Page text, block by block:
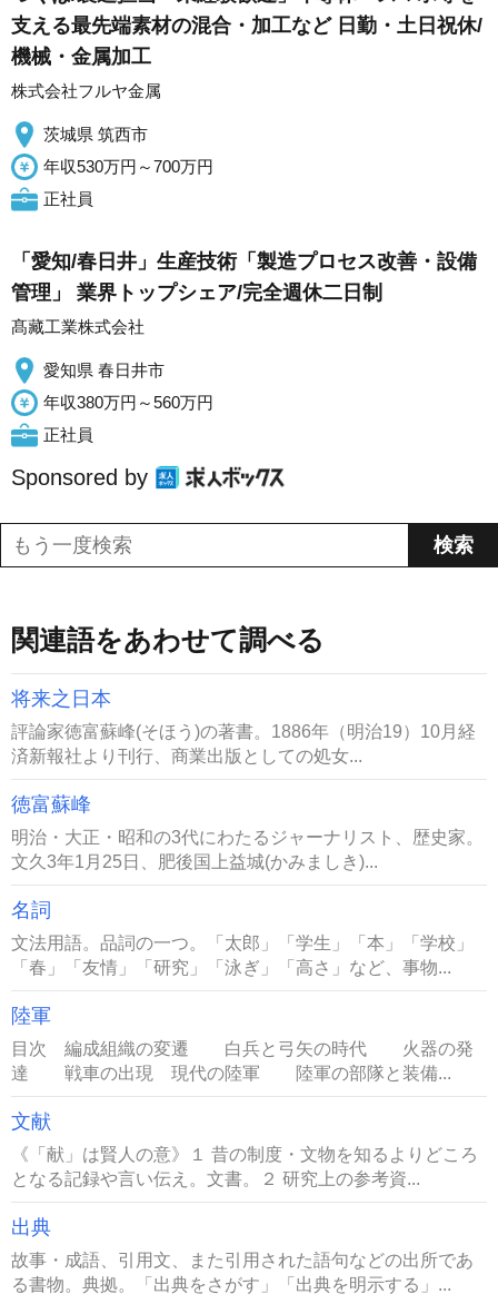
支える最先端素材の混合・加工など 日勤・土日祝休/
機械・金属加工
株式会社フルヤ金属
茨城県 筑西市
年収530万円～700万円
正社員
「愛知/春日井」生産技術「製造プロセス改善・設備
管理」 業界トップシェア/完全週休二日制
髙藏工業株式会社
愛知県 春日井市
年収380万円～560万円
正社員
Sponsored by
関連語をあわせて調べる
将来之日本
評論家徳富蘇峰(そほう)の著書。1886年（明治19）10月経
済新報社より刊行、商業出版としての処女...
徳富蘇峰
明治・大正・昭和の3代にわたるジャーナリスト、歴史家。
文久3年1月25日、肥後国上益城(かみましき)...
名詞
文法用語。品詞の一つ。「太郎」「学生」「本」「学校」
「春」「友情」「研究」「泳ぎ」「高さ」など、事物...
陸軍
目次 編成組織の変遷 白兵と弓矢の時代 火器の発
達 戦車の出現 現代の陸軍 陸軍の部隊と装備...
文献
《「献」は賢人の意》１ 昔の制度・文物を知るよりどころ
となる記録や言い伝え。文書。２ 研究上の参考資...
出典
故事・成語、引用文、また引用された語句などの出所であ
る書物。典拠。「出典をさがす」「出典を明示する」...